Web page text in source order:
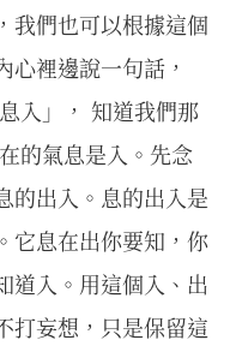
我們也可以根據這個
裡邊說一句話，
入」， 知道我們那
的氣息是入。先念
的出入。息的出入是
它息在出你要知，你
道入。用這個入、出
打妄想，只是保留這